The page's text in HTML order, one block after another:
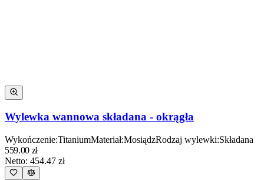
Wylewka wannowa składana - okrągła
Wykończenie:TitaniumMateriał:MosiądzRodzaj wylewki:Składana
559.00 zł
Netto: 454.47 zł